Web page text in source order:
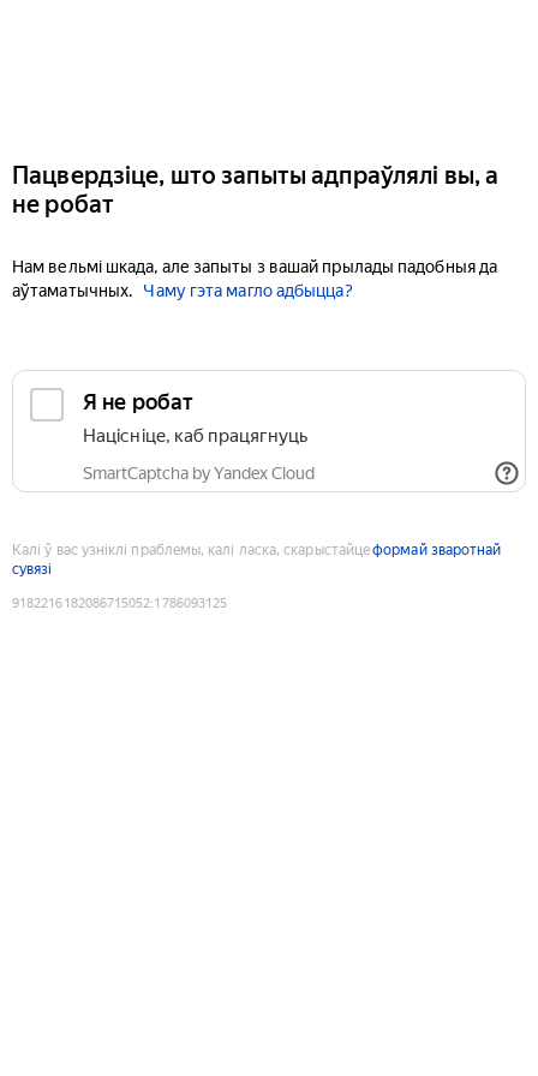
Пацвердзіце, што запыты адпраўлялі вы, а
не робат
Нам вельмі шкада, але запыты з вашай прылады падобныя да
аўтаматычных.
Чаму гэта магло адбыцца?
Я не робат
Націсніце, каб працягнуць
SmartCaptcha by Yandex Cloud
Калі ў вас узніклі праблемы, калі ласка, скарыстайцеформай зваротнай
сувязі
9182216182086715052:1786093125